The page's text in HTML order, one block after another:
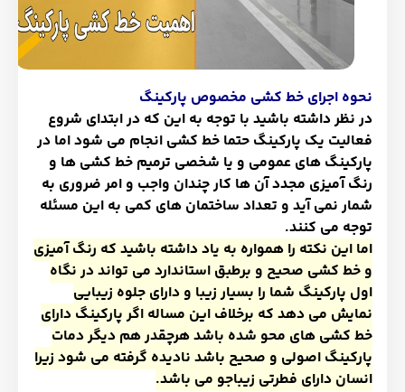
نحوه اجرای خط کشی مخصوص پارکینگ
در نظر داشته باشید با توجه به این که در ابتدای شروع
فعالیت یک پارکینگ حتما خط کشی انجام می شود اما در
پارکینگ های عمومی و یا شخصی ترمیم خط کشی ها و
رنگ آمیزی مجدد آن ها کار چندان واجب و امر ضروری به
شمار نمی آید و تعداد ساختمان های کمی به این مسئله
توجه می کنند.
اما این نکته را همواره به یاد داشته باشید که رنگ آمیزی
و خط کشی صحیح و برطبق استاندارد می تواند در نگاه
اول پارکینگ شما را بسیار زیبا و دارای جلوه زیبایی
نمایش می دهد که برخلاف این مساله اگر پارکینگ دارای
خط کشی های محو شده باشد هرچقدر هم دیگر دمات
پارکینگ اصولی و صحیح باشد نادیده گرفته می شود زیرا
انسان دارای فطرتی زیباجو می باشد.